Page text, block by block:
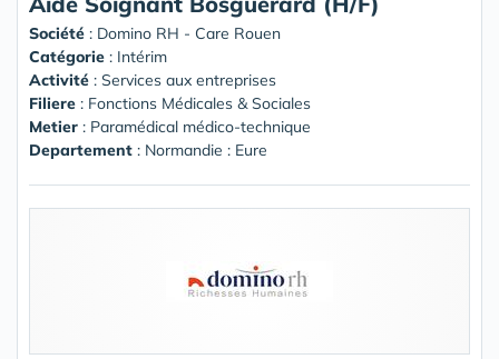
Société : Domino RH - Care Rouen
Catégorie : Intérim
Activité : Services aux entreprises
Filiere : Fonctions Médicales & Sociales
Metier : Paramédical médico-technique
Departement : Normandie : Eure